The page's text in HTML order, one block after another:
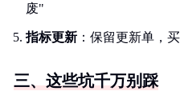
废"
指标更新 ：保留更新单，
三、这些坑千万别踩